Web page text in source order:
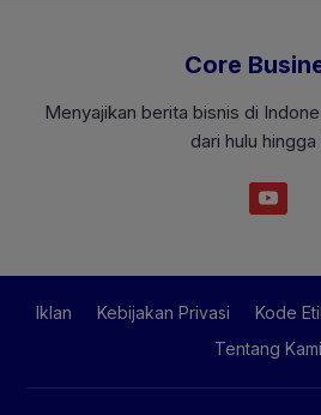
Core
Menyajikan berita bisnis di
dari hulu hingga
Iklan Kebijakan Privasi Kode
Tentang Kami